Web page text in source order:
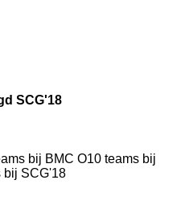
SCG'18
bij BMC O10 teams bij
bij SCG'18